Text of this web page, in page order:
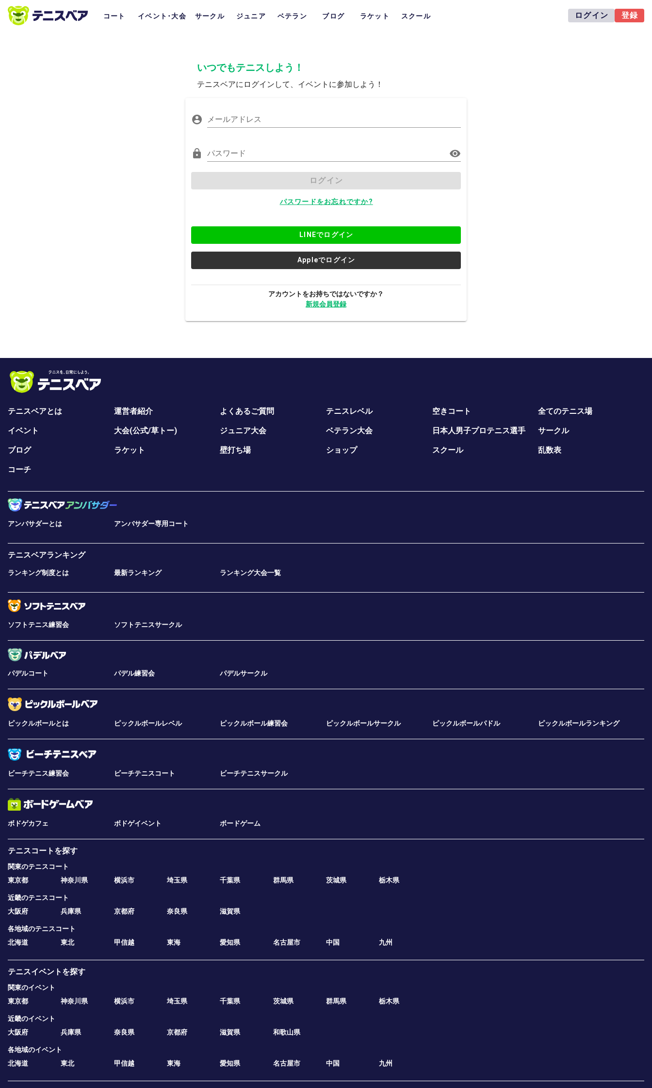
コート イベント･大会 サークル ジュニア ベテラン ブログ ラケット スクール ログイン 登録
いつでもテニスしよう！
テニスベアにログインして、イベントに参加しよう！
メールアドレス
パスワード
ログイン
パスワードをお忘れですか?
LINEでログイン
Appleでログイン
アカウントをお持ちではないですか？
新規会員登録
テニスベアとは 運営者紹介 よくあるご質問 テニスレベル 空きコート 全てのテニス場
イベント 大会(公式/草トー) ジュニア大会 ベテラン大会 日本人男子プロテニス選手 サークル
ブログ ラケット 壁打ち場 ショップ スクール 乱数表
コーチ
アンバサダーとは アンバサダー専用コート
テニスベアランキング
ランキング制度とは 最新ランキング ランキング大会一覧
ソフトテニス練習会 ソフトテニスサークル
パデルコート パデル練習会 パデルサークル
ピックルボールとは ピックルボールレベル ピックルボール練習会 ピックルボールサークル ピックルボールパドル ピックルボールランキング
ビーチテニス練習会 ビーチテニスコート ビーチテニスサークル
ボドゲカフェ ボドゲイベント ボードゲーム
テニスコートを探す
関東のテニスコート
東京都
神奈川県 横浜市 埼玉県 千葉県 群馬県 茨城県 栃木県
近畿のテニスコート
大阪府
兵庫県 京都府 奈良県 滋賀県
各地域のテニスコート
北海道
東北 甲信越 東海 愛知県 名古屋市 中国 九州
テニスイベントを探す
関東のイベント
東京都
神奈川県 横浜市 埼玉県 千葉県 茨城県 群馬県 栃木県
近畿のイベント
大阪府
兵庫県 奈良県 京都府 滋賀県 和歌山県
各地域のイベント
北海道
東北 甲信越 東海 愛知県 名古屋市 中国 九州